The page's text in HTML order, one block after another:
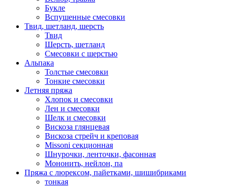
Букле
Вспушенные смесовки
Твид, шетланд, шерсть
Твид
Шерсть, шетланд
Смесовки с шерстью
Альпака
Толстые смесовки
Тонкие смесовки
Летняя пряжа
Хлопок и смесовки
Лен и смесовки
Шелк и смесовки
Вискоза глянцевая
Вискоза стрейч и креповая
Missoni секционная
Шнурочки, ленточки, фасонная
Мононить, нейлон, па
Пряжа с люрексом, пайетками, шишибриками
тонкая